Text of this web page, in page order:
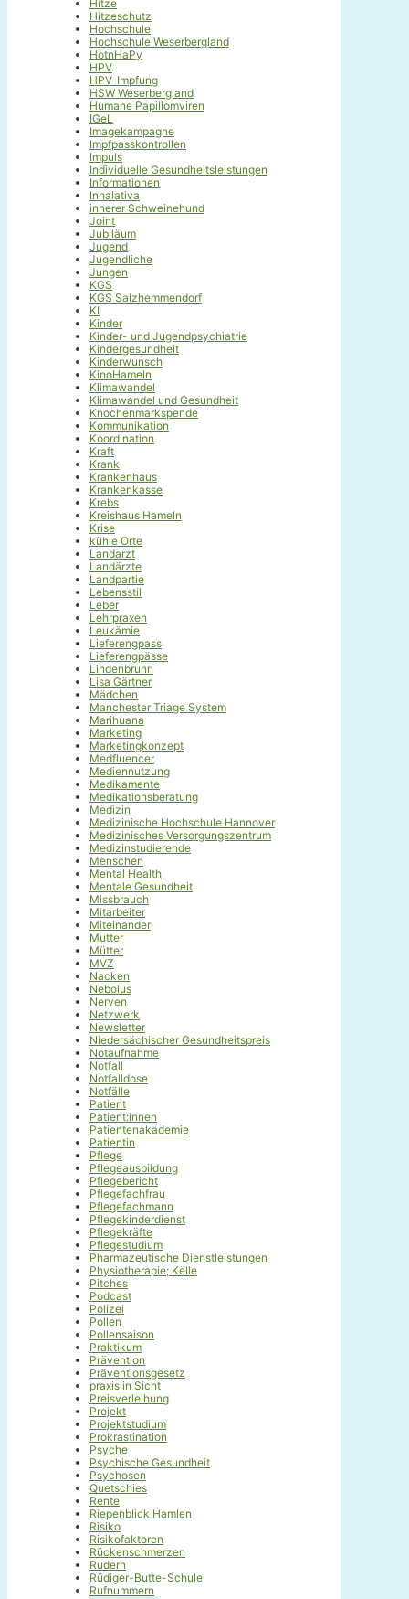
Hitze
Hitzeschutz
Hochschule
Hochschule Weserbergland
HotnHaPy
HPV
HPV-Impfung
HSW Weserbergland
Humane Papillomviren
IGeL
Imagekampagne
Impfpasskontrollen
Impuls
Individuelle Gesundheitsleistungen
Informationen
Inhalativa
innerer Schweinehund
Joint
Jubiläum
Jugend
Jugendliche
Jungen
KGS
KGS Salzhemmendorf
KI
Kinder
Kinder- und Jugendpsychiatrie
Kindergesundheit
Kinderwunsch
KinoHameln
Klimawandel
Klimawandel und Gesundheit
Knochenmarkspende
Kommunikation
Koordination
Kraft
Krank
Krankenhaus
Krankenkasse
Krebs
Kreishaus Hameln
Krise
kühle Orte
Landarzt
Landärzte
Landpartie
Lebensstil
Leber
Lehrpraxen
Leukämie
Lieferengpass
Lieferengpässe
Lindenbrunn
Lisa Gärtner
Mädchen
Manchester Triage System
Marihuana
Marketing
Marketingkonzept
Medfluencer
Mediennutzung
Medikamente
Medikationsberatung
Medizin
Medizinische Hochschule Hannover
Medizinisches Versorgungszentrum
Medizinstudierende
Menschen
Mental Health
Mentale Gesundheit
Missbrauch
Mitarbeiter
Miteinander
Mutter
Mütter
MVZ
Nacken
Nebolus
Nerven
Netzwerk
Newsletter
Niedersächischer Gesundheitspreis
Notaufnahme
Notfall
Notfalldose
Notfälle
Patient
Patient:innen
Patientenakademie
Patientin
Pflege
Pflegeausbildung
Pflegebericht
Pflegefachfrau
Pflegefachmann
Pflegekinderdienst
Pflegekräfte
Pflegestudium
Pharmazeutische Dienstleistungen
Physiotherapie; Kelle
Pitches
Podcast
Polizei
Pollen
Pollensaison
Praktikum
Prävention
Präventionsgesetz
praxis in Sicht
Preisverleihung
Projekt
Projektstudium
Prokrastination
Psyche
Psychische Gesundheit
Psychosen
Quetschies
Rente
Riepenblick Hamlen
Risiko
Risikofaktoren
Rückenschmerzen
Rudern
Rüdiger-Butte-Schule
Rufnummern